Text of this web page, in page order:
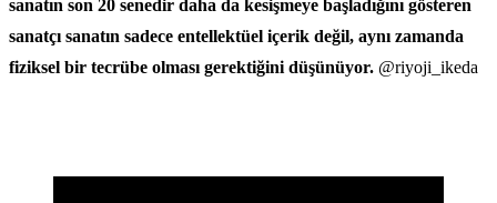
sanatın son 20 senedir daha da kesişmeye başladığını gösteren
sanatçı sanatın sadece entellektüel içerik değil, aynı zamanda
fiziksel bir tecrübe olması gerektiğini düşünüyor. @riyoji_ikeda